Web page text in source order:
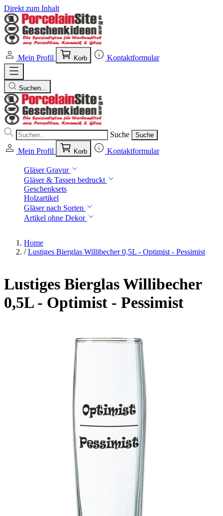
Direkt zum Inhalt
Mein Profil Korb Kontaktformular
Suchen...
Suche Suche
Mein Profil Korb Kontaktformular
Gläser Gravur
Gläser & Tassen bedruckt
Geschenksets
Holzartikel
Gläser nach Sorten
Artikel ohne Dekor
Home
/ Lustiges Bierglas Willibecher 0,5L - Optimist - Pessimist
Lustiges Bierglas Willibecher
0,5L - Optimist - Pessimist